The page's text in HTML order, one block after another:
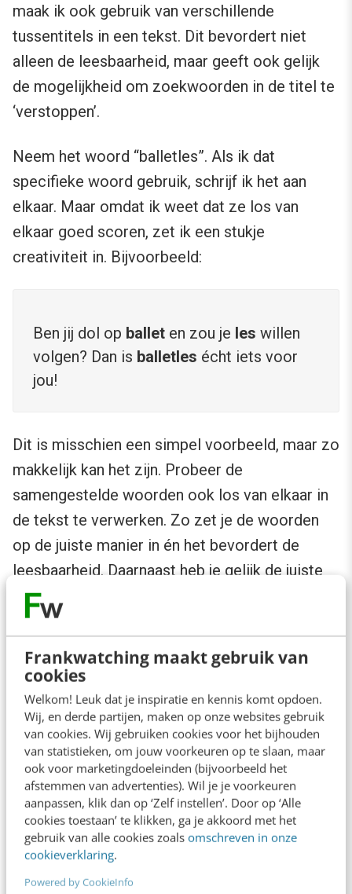
Frankwatching maakt gebruik van
cookies
Welkom! Leuk dat je inspiratie en kennis komt opdoen.
Wij, en derde partijen, maken op onze websites gebruik
van cookies. Wij gebruiken cookies voor het bijhouden
van statistieken, om jouw voorkeuren op te slaan, maar
ook voor marketingdoeleinden (bijvoorbeeld het
afstemmen van advertenties). Wil je je voorkeuren
aanpassen, klik dan op ‘Zelf instellen’. Door op ‘Alle
cookies toestaan’ te klikken, ga je akkoord met het
gebruik van alle cookies zoals omschreven in onze
cookieverklaring.
Powered by CookieInfo
maak ik ook gebruik van verschillende
tussentitels in een tekst. Dit bevordert niet
alleen de leesbaarheid, maar geeft ook gelijk
de mogelijkheid om zoekwoorden in de titel te
‘verstoppen’.
Neem het woord “balletles”. Als ik dat
specifieke woord gebruik, schrijf ik het aan
elkaar. Maar omdat ik weet dat ze los van
elkaar goed scoren, zet ik een stukje
creativiteit in. Bijvoorbeeld:
Ben jij dol op ballet en zou je les willen
volgen? Dan is balletles écht iets voor
jou!
Dit is misschien een simpel voorbeeld, maar zo
makkelijk kan het zijn. Probeer de
samengestelde woorden ook los van elkaar in
de tekst te verwerken. Zo zet je de woorden
op de juiste manier in én het bevordert de
leesbaarheid. Daarnaast heb je gelijk de juiste
zoekwoorden in de tekst verwerkt.
Schrijf samengestelde woorden altijd
op de juiste manier
Ik vind dat samengestelde woordenaltijd op
de juiste manier geschreven moeten worden.
Ook als je weet dat het los van elkaar een
hoger zoekvolume heeft. Google is slim
genoeg en zal correcte spelling uiteindelijk
(gaan) herkennen. Als je de woorden dan toch
wil gebruiken, kun je ook creatief zijn, door de